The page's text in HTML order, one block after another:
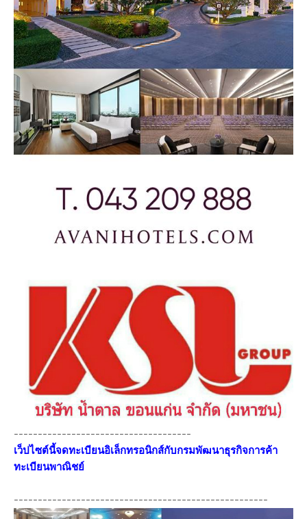
-------------------------------------
เว็ปไซต์นี้จดทะเบียนอิเล็กทรอนิกส์กับกรมพัฒนาธุรกิจการค้า
ทะเบียนพาณิชย์
-----------------------------------------------------